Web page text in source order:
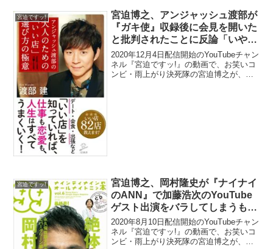
宮迫ですッ!
宮迫博之、アンジャッシュ渡部が
『ガキ使』収録後に会見を開いた
と批判されたことに反論「いや違
う、記者会見も何もやってない状
態で出てくる渡部がオモロイね
ん」
2020年12月4日配信開始のYouTubeチャン
ネル『宮迫ですッ!』の動画で、お笑いコ
ンビ・雨上がり決死隊の宮迫博之が、ア
宮迫ですッ!
宮迫博之、岡村隆史が『ナイナイ
のANN』で加藤浩次のYouTube
ゲスト出演をバラしてしまうも岡
村は「宣伝になったらエエかな」
という意図だったと明かす
2020年8月10日配信開始のYouTubeチャン
ネル『宮迫ですッ!』の動画で、お笑いコ
ンビ・雨上がり決死隊の宮迫博之が、ニ